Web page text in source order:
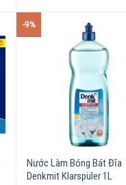
-9%
Nước Làm Bóng Bát Đĩa
Denkmit Klarspüler 1L